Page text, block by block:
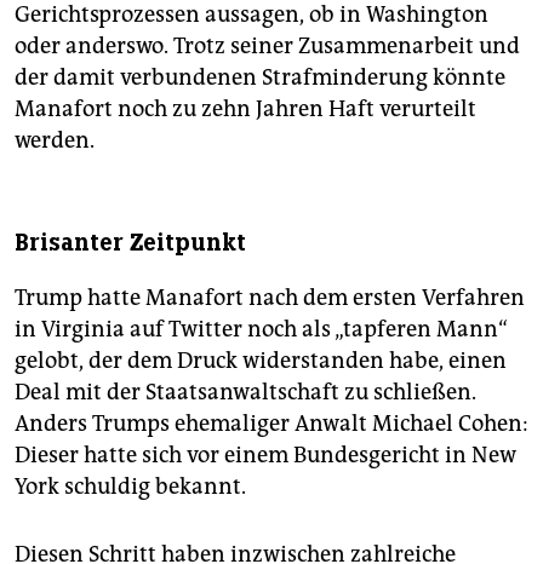
Gerichtsprozessen aussagen, ob in Washington
oder anderswo. Trotz seiner Zusammenarbeit und
der damit verbundenen Strafminderung könnte
Manafort noch zu zehn Jahren Haft verurteilt
werden.
Brisanter Zeitpunkt
Trump hatte Manafort nach dem ersten Verfahren
in Virginia auf Twitter noch als „tapferen Mann“
gelobt, der dem Druck widerstanden habe, einen
Deal mit der Staatsanwaltschaft zu schließen.
Anders Trumps ehemaliger Anwalt Michael Cohen:
Dieser hatte sich vor einem Bundesgericht in New
York schuldig bekannt.
Diesen Schritt haben inzwischen zahlreiche